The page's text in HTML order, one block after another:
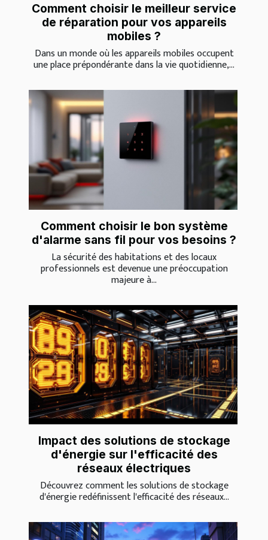
Comment choisir le meilleur service
de réparation pour vos appareils
mobiles ?
Dans un monde où les appareils mobiles occupent
une place prépondérante dans la vie quotidienne,...
Comment choisir le bon système
d'alarme sans fil pour vos besoins ?
La sécurité des habitations et des locaux
professionnels est devenue une préoccupation
majeure à...
Impact des solutions de stockage
d'énergie sur l'efficacité des
réseaux électriques
Découvrez comment les solutions de stockage
d'énergie redéfinissent l'efficacité des réseaux...